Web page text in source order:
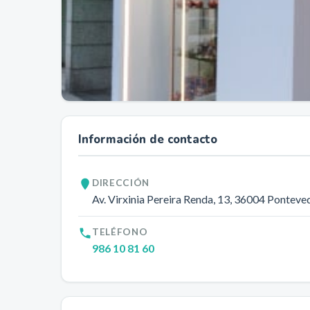
Información de contacto
DIRECCIÓN
Av. Virxinia Pereira Renda, 13, 36004
TELÉFONO
986 10 81 60